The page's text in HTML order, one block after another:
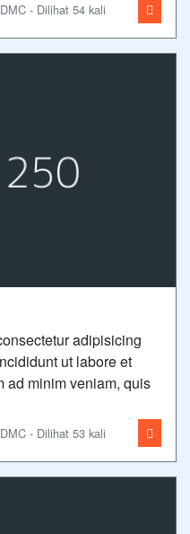
- Dilihat 54 kali
adipisicing
ut labore et
ad minim veniam, quis
- Dilihat 53 kali